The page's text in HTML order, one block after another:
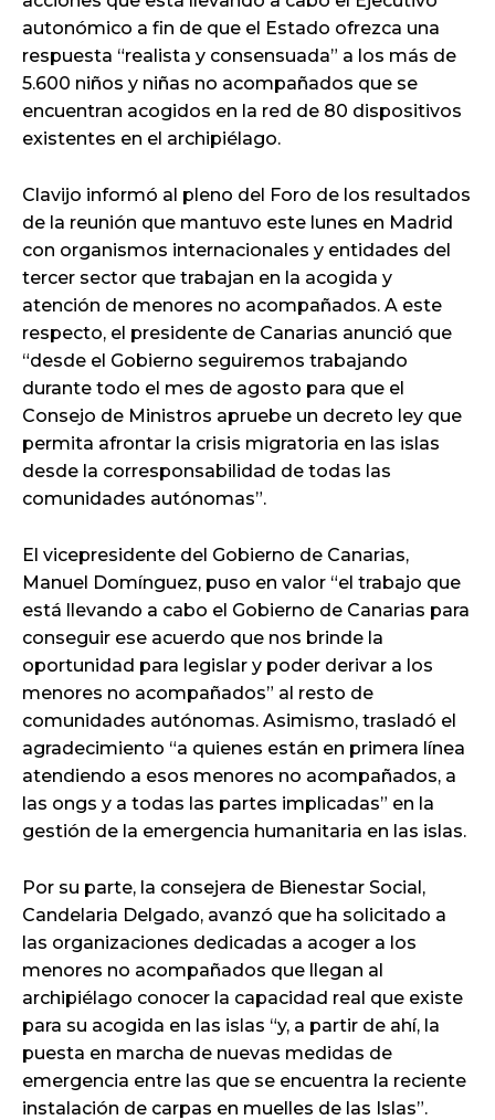
autonómico a fin de que el Estado ofrezca una
respuesta “realista y consensuada” a los más de
5.600 niños y niñas no acompañados que se
encuentran acogidos en la red de 80 dispositivos
existentes en el archipiélago.
Clavijo informó al pleno del Foro de los resultados
de la reunión que mantuvo este lunes en Madrid
con organismos internacionales y entidades del
tercer sector que trabajan en la acogida y
atención de menores no acompañados. A este
respecto, el presidente de Canarias anunció que
“desde el Gobierno seguiremos trabajando
durante todo el mes de agosto para que el
Consejo de Ministros apruebe un decreto ley que
permita afrontar la crisis migratoria en las islas
desde la corresponsabilidad de todas las
comunidades autónomas”.
El vicepresidente del Gobierno de Canarias,
Manuel Domínguez, puso en valor “el trabajo que
está llevando a cabo el Gobierno de Canarias para
conseguir ese acuerdo que nos brinde la
oportunidad para legislar y poder derivar a los
menores no acompañados” al resto de
comunidades autónomas. Asimismo, trasladó el
agradecimiento “a quienes están en primera línea
atendiendo a esos menores no acompañados, a
las ongs y a todas las partes implicadas” en la
gestión de la emergencia humanitaria en las islas.
Por su parte, la consejera de Bienestar Social,
Candelaria Delgado, avanzó que ha solicitado a
las organizaciones dedicadas a acoger a los
menores no acompañados que llegan al
archipiélago conocer la capacidad real que existe
para su acogida en las islas “y, a partir de ahí, la
puesta en marcha de nuevas medidas de
emergencia entre las que se encuentra la reciente
instalación de carpas en muelles de las Islas”.